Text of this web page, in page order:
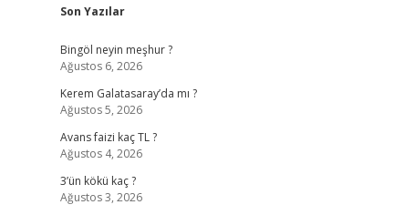
Sidebar
Son Yazılar
Bingöl neyin meşhur ?
Ağustos 6, 2026
Kerem Galatasaray’da mı ?
Ağustos 5, 2026
Avans faizi kaç TL ?
Ağustos 4, 2026
3’ün kökü kaç ?
Ağustos 3, 2026